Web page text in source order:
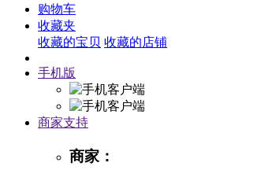
购物车
收藏夹
收藏的宝贝 收藏的店铺
手机版
商家支持
商家：